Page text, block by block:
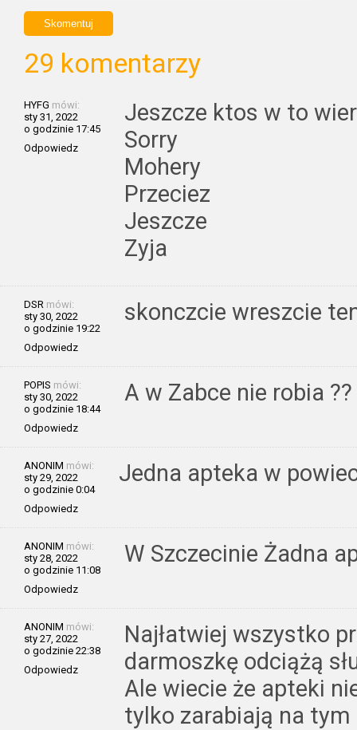
29 komentarzy
HYFG mówi:
sty 31, 2022
o godzinie 17:45
Odpowiedz
Jeszcze ktos w to
Sorry
Mohery
Przeciez
Jeszcze
Zyja
DSR mówi:
sty 30, 2022
o godzinie 19:22
Odpowiedz
skonczcie wreszcie
POPIS mówi:
sty 30, 2022
o godzinie 18:44
Odpowiedz
A w Zabce nie robia ??
ANONIM mówi:
sty 29, 2022
o godzinie 0:04
Odpowiedz
Jedna apteka w
ANONIM mówi:
sty 28, 2022
o godzinie 11:08
Odpowiedz
W Szczecinie Żadna
ANONIM mówi:
sty 27, 2022
o godzinie 22:38
Odpowiedz
Najłatwiej wszystko
darmoszkę odciążą
Ale wiecie że apteki
tylko zarabiają na tym